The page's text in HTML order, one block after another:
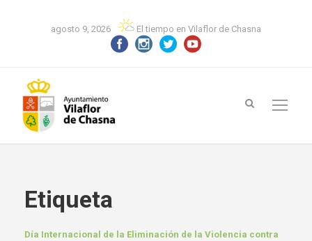
agosto 9, 2026 El tiempo en Vilaflor de Chasna
Etiqueta
Día Internacional de la Eliminación de la Violencia contra